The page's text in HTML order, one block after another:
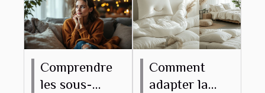
Comprendre
les sous-
Comment
adapter la